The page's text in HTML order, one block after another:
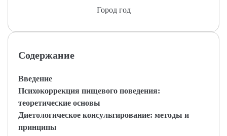
Город год
Содержание
Введение
Психокоррекция пищевого поведения:
теоретические основы
Диетологическое консультирование: методы и
принципы